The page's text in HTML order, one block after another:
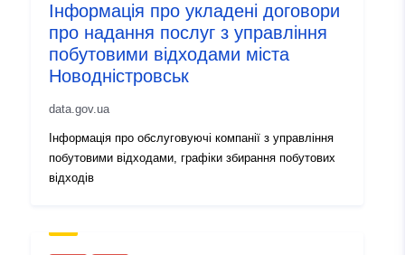
Інформація про укладені договори
про надання послуг з управління
побутовими відходами міста
Новодністровськ
data.gov.ua
Інформація про обслуговуючі компанії з управління
побутовими відходами, графіки збирання побутових
відходів